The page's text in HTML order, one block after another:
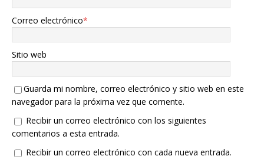
Correo electrónico*
Sitio web
Guarda mi nombre, correo electrónico y sitio web en este
navegador para la próxima vez que comente.
Recibir un correo electrónico con los siguientes
comentarios a esta entrada.
Recibir un correo electrónico con cada nueva entrada.